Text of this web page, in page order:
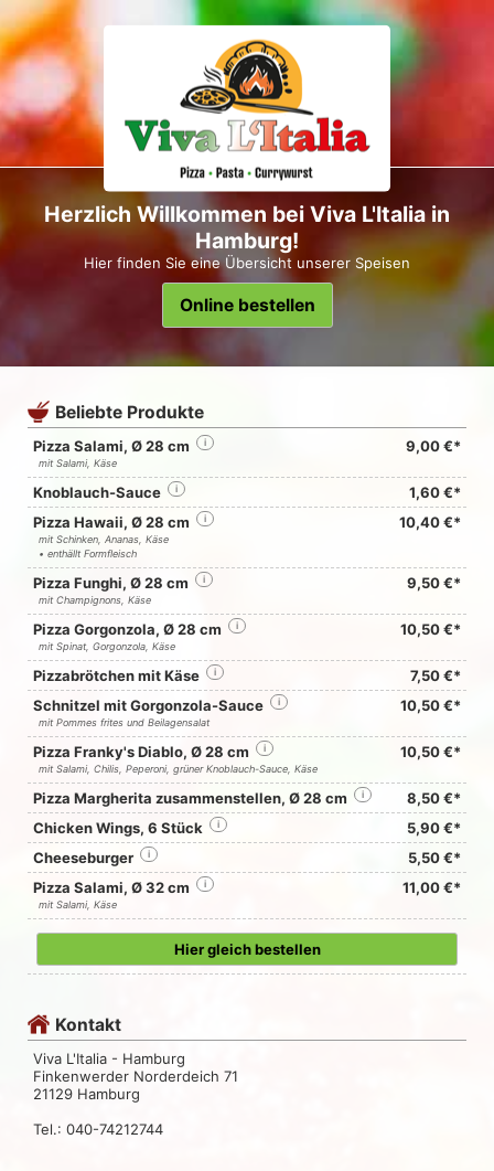
Herzlich Willkommen bei Viva L'Italia in
Hamburg!
Hier finden Sie eine Übersicht unserer Speisen
Online bestellen
Beliebte Produkte
Pizza Salami, Ø 28 cm i 9,00 €*
mit Salami, Käse
Knoblauch-Sauce i
1,60 €*
Pizza Hawaii, Ø 28 cm
i 10,40 €*
mit Schinken, Ananas, Käse
• enthällt Formfleisch
Pizza Funghi, Ø 28 cm i 9,50 €*
mit Champignons, Käse
Pizza Gorgonzola, Ø 28 cm i 10,50 €*
mit Spinat, Gorgonzola, Käse
Pizzabrötchen mit Käse i
7,50 €*
Schnitzel mit Gorgonzola-Sauce
i 10,50 €*
mit Pommes frites und Beilagensalat
Pizza Franky's Diablo, Ø 28 cm i 10,50 €*
mit Salami, Chilis, Peperoni, grüner Knoblauch-Sauce, Käse
Pizza Margherita zusammenstellen, Ø 28 cm i
8,50 €*
Chicken Wings, 6 Stück
i
5,90 €*
Cheeseburger
i
5,50 €*
Pizza Salami, Ø 32 cm
i 11,00 €*
mit Salami, Käse
Hier gleich bestellen
Kontakt
Viva L'Italia - Hamburg
Finkenwerder Norderdeich 71
21129 Hamburg
Tel.: 040-74212744